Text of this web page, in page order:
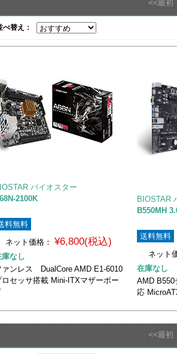
<<最初
べ替え：
バイオスター
2100K
料無料
ネット価格： ¥6,800(税込)
庫なし
ァンレス DualCore AMD E1-6010
ロセッサ搭載 Mini-ITXマザーボー
BIOSTAR
B550MH
送料無料
ネット
在庫なし
AMD
応
<<最初